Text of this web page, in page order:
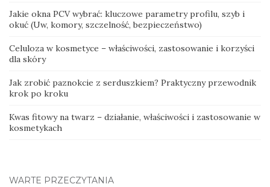
Jakie okna PCV wybrać: kluczowe parametry profilu, szyb i
okuć (Uw, komory, szczelność, bezpieczeństwo)
Celuloza w kosmetyce – właściwości, zastosowanie i korzyści
dla skóry
Jak zrobić paznokcie z serduszkiem? Praktyczny przewodnik
krok po kroku
Kwas fitowy na twarz – działanie, właściwości i zastosowanie w
kosmetykach
WARTE PRZECZYTANIA